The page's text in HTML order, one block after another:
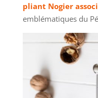
pliant Nogier
emblématiques du